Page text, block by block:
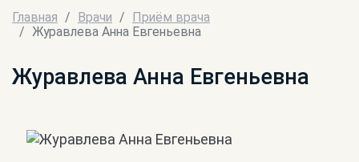
Главная Врачи
Приём врача
Журавлева Анна Евгеньевна
Журавлева Анна Евгеньевна